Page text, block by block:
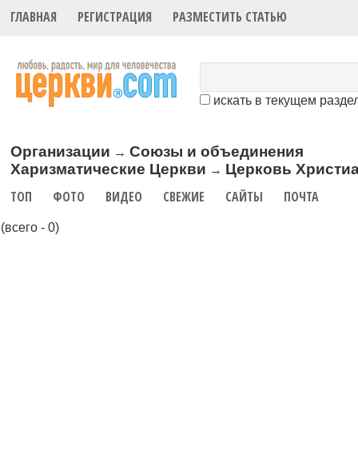
ГЛАВНАЯ РЕГИСТРАЦИЯ РАЗМЕСТИТЬ СТАТЬЮ
искать в текущем
Организации →Союзы и объединения
Харизматические Церкви → Церковь
ТОП ФОТО ВИДЕО СВЕЖИЕ САЙТЫ ПОЧТА
(всего - 0)